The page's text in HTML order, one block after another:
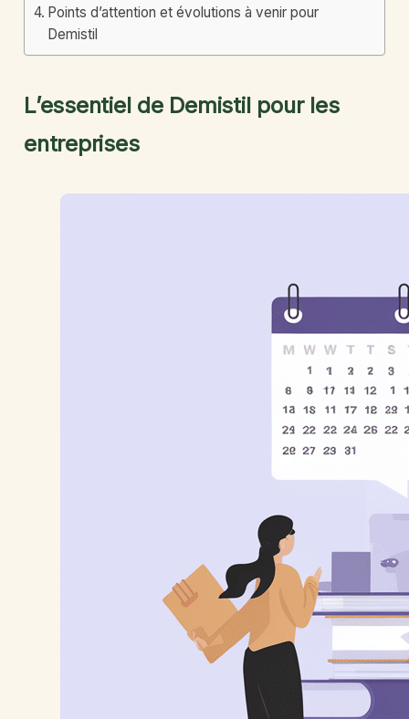
Points d’attention et évolutions à venir pour
Demistil
L’essentiel de Demistil pour les
entreprises